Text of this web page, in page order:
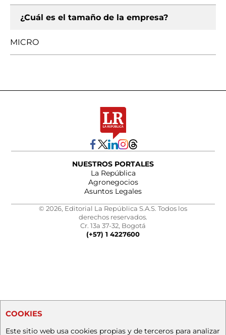
¿Cuál es el tamaño de la empresa?
MICRO
NUESTROS PORTALES
La República
Agronegocios
Asuntos Legales
© 2026, Editorial La República S.A.S. Todos los
derechos reservados.
Cr. 13a 37-32, Bogotá
(+57) 1 4227600
COOKIES
Este sitio web usa cookies propias y de terceros para analizar